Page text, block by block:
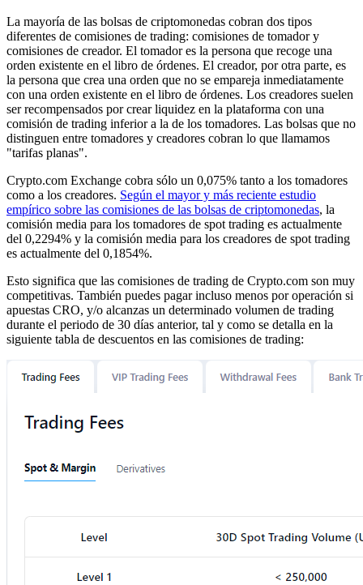
La mayoría de las bolsas de criptomonedas cobran dos tipos
diferentes de comisiones de trading: comisiones de tomador y
comisiones de creador. El tomador es la persona que recoge una
orden existente en el libro de órdenes. El creador, por otra parte, es
la persona que crea una orden que no se empareja inmediatamente
con una orden existente en el libro de órdenes. Los creadores suelen
ser recompensados por crear liquidez en la plataforma con una
comisión de trading inferior a la de los tomadores. Las bolsas que no
distinguen entre tomadores y creadores cobran lo que llamamos
"tarifas planas".
Crypto.com Exchange cobra sólo un 0,075% tanto a los tomadores
como a los creadores. Según el mayor y más reciente estudio
empírico sobre las comisiones de las bolsas de criptomonedas, la
comisión media para los tomadores de spot trading es actualmente
del 0,2294% y la comisión media para los creadores de spot trading
es actualmente del 0,1854%.
Esto significa que las comisiones de trading de Crypto.com son muy
competitivas. También puedes pagar incluso menos por operación si
apuestas CRO, y/o alcanzas un determinado volumen de trading
durante el periodo de 30 días anterior, tal y como se detalla en la
siguiente tabla de descuentos en las comisiones de trading: